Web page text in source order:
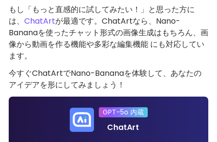
もし「もっと直感的に試してみたい！」と思った方に
は、 ChatArtが最適です。ChatArtなら、Nano-
Bananaを使ったチャット形式の画像生成はもちろん、画
像から動画を作る機能や多彩な編集機能 にも対応してい
ます。
今すぐChatArtでNano-Bananaを体験して、あなたの
アイデアを形にしてみましょう！
GPT-5o 内蔵
ChatArt